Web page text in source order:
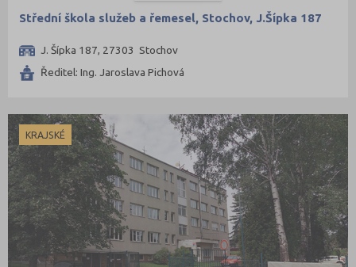
Střední škola služeb a řemesel, Stochov, J.Šípka 187
J. Šípka 187, 27303 Stochov
Ředitel: Ing. Jaroslava Pichová
KRAJSKÉ